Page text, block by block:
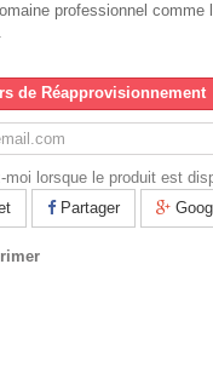
professionnel comme
de Réapprovisionnement
moi lorsque le produit est
Partager